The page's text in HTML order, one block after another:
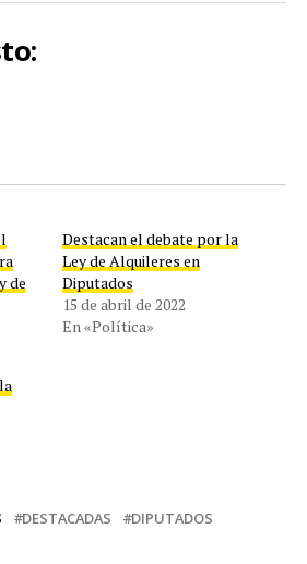
de
Destacan el debate por la
Ley de Alquileres en
Diputados
15 de abril de 2022
En «Política»
DESTACADAS
DIPUTADOS